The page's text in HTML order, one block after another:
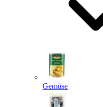
Gemüse